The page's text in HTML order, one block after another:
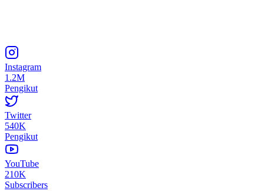
Instagram
1.2M
Pengikut
Twitter
540K
Pengikut
YouTube
210K
Subscribers